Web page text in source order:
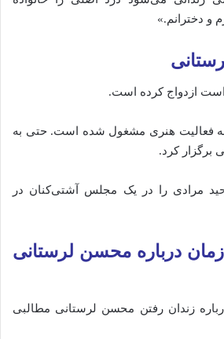
و دخترانم.»
فعالیت هنری مشغول شده‌ است. حتی به
برگزار کرد.
مرادی را در یک مجلس آشتی‌کنان در
درباره محسن لرستانی
زندان رفتن محسن لرستانی مطالبی